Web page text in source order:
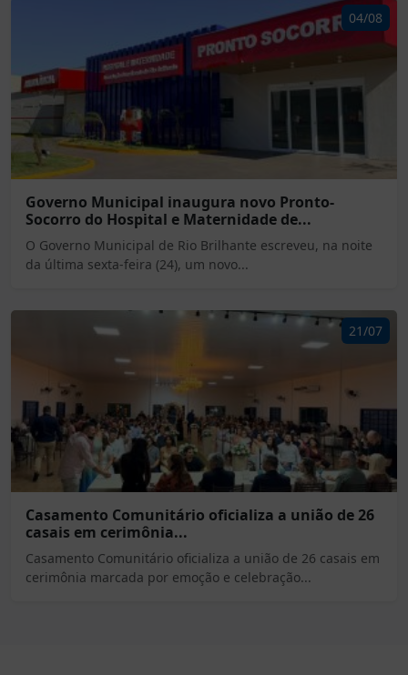
04/08
Governo Municipal inaugura novo Pronto-
Socorro do Hospital e Maternidade de...
O Governo Municipal de Rio Brilhante escreveu, na noite
da última sexta-feira (24), um novo...
21/07
Casamento Comunitário oficializa a união de 26
casais em cerimônia...
Casamento Comunitário oficializa a união de 26 casais em
cerimônia marcada por emoção e celebração...